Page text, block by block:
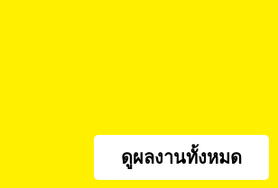
ดูผลงานทั้งหมด